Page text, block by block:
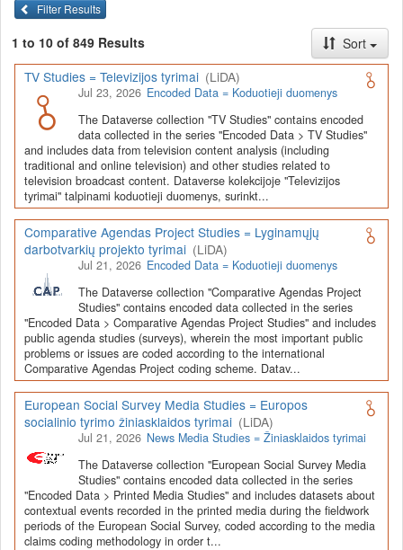
infrastruktūra, suteikianti prieigą prie daugiau nei 600 duomenų ir
tyrimų išteklių. Visi duomenų ir tyrimų ištekliai yra dokumentuoti
lietuvių ir anglų kalbomis pagal tarptautinius standartus. LiDA
įsikūręsKauno technologijos universiteto Duomenų analizės
ir archyvavimo (DAtA) centre( data.ktu.edu
Prieigai prie išteklių naudojama ši
visi ištekliai prieinami, nes 2020-2029 m. vykdomas perkėlimo iš
senosios infrastruktūros projektas). LiDA kuruoja įvairių tipų
išteklius ir jie publikuojami atskiruose kataloguose pagal tipą:
Apklausų duomenys ,Interviu duomenys,Agreguotieji duomenys
(įskaitant Istorinę statistiką),Tekstiniai duomenys
duomenys(įskaitant Žiniasklaidos tyrimus). Taip pat LiDA
talpinami didelių nacionalinių projektų duomenys (Didelių projektų
duomenys) ir Lietuvos aukštojo mokslo ir studijų bei Lietuvos
valstybės institucijų deponuoti socialinių ir humanitarinių mokslų
duomenų rinkiniai (Kitų institucijų duomenys). Norintiemsišmokti
šia talpykla, surasti ir parsisiųsti duomenis, siūlome
susipažinti suLiDA Dataverse talpyklos naudotojo vadovu.
Depozitoriai, kurie norėtų deponuoti savo duomenis į LiDA
Dataverse talpyklą, turėtų susipažinti su informacija
puslapyje.
Filter Results
1 to 10 of 849 Results
Sort
TV Studies = Televizijos tyrimai (LiDA)
Jul 23, 2026 Encoded Data = Koduotieji duomenys
The Dataverse collection "TV Studies" contains encoded
data collected in the series "Encoded Data > TV Studies"
and includes data from television content analysis (including
traditional and online television) and other studies related to
television broadcast content. Dataverse kolekcijoje "Televizijos
tyrimai" talpinami koduotieji duomenys, surinkt...
Comparative Agendas Project Studies = Lyginamųjų
darbotvarkių projekto tyrimai (LiDA)
Jul 21, 2026 Encoded Data = Koduotieji duomenys
The Dataverse collection "Comparative Agendas Project
Studies" contains encoded data collected in the series
"Encoded Data > Comparative Agendas Project Studies" and includes
public agenda studies (surveys), wherein the most important public
problems or issues are coded according to the international
Comparative Agendas Project coding scheme. Datav...
European Social Survey Media Studies = Europos
socialinio tyrimo žiniasklaidos tyrimai (LiDA)
Jul 21, 2026 News Media Studies = Žiniasklaidos tyrimai
The Dataverse collection "European Social Survey Media
Studies" contains encoded data collected in the series
"Encoded Data > Printed Media Studies" and includes datasets about
contextual events recorded in the printed media during the fieldwork
periods of the European Social Survey, coded according to the media
claims coding methodology in order t...